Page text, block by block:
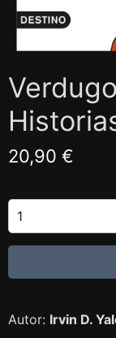
20,90 €
Autor: Irvin D.